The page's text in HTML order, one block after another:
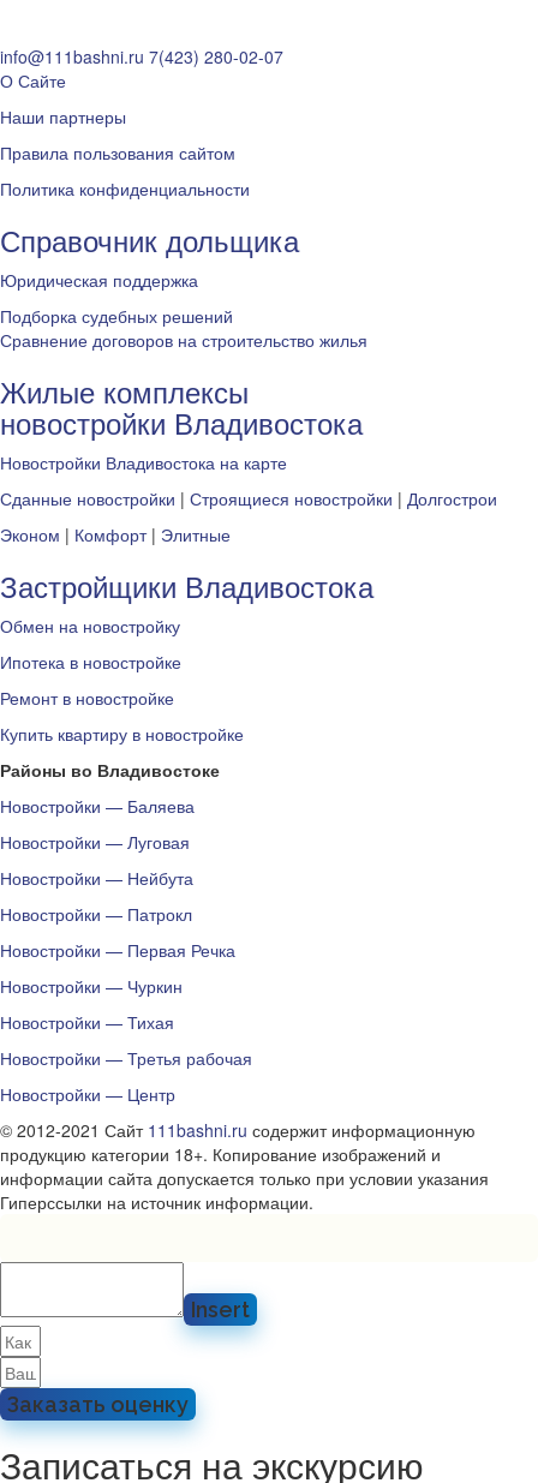
info@111bashni.ru 7(423) 280-02-07
О Сайте
Наши партнеры
Правила пользования сайтом
Политика конфиденциальности
Справочник дольщика
Юридическая поддержка
Подборка судебных решений
Сравнение договоров на строительство жилья
Жилые комплексы
новостройки Владивостока
Новостройки Владивостока на карте
Сданные новостройки | Строящиеся новостройки | Долгострои
Эконом | Комфорт| Элитные
Застройщики Владивостока
Обмен на новостройку
Ипотека в новостройке
Ремонт в новостройке
Купить квартиру в новостройке
Районы во Владивостоке
Новостройки — Баляева
Новостройки — Луговая
Новостройки — Нейбута
Новостройки — Патрокл
Новостройки — Первая Речка
Новостройки — Чуркин
Новостройки — Тихая
Новостройки — Третья рабочая
Новостройки — Центр
© 2012-2021 Сайт 111bashni.ru содержит информационную
продукцию категории 18+. Копирование изображений и
информации сайта допускается только при условии указания
Гиперссылки на источник информации.
Insert
Заказать оценку
Записаться на экскурсию